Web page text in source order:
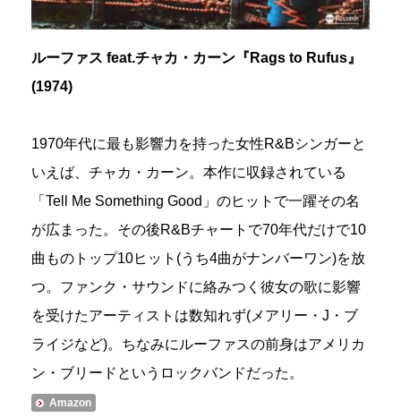
ルーファス feat.チャカ・カーン『Rags to Rufus』
(1974)
1970年代に最も影響力を持った女性R&Bシンガーと
いえば、チャカ・カーン。本作に収録されている
「Tell Me Something Good」のヒットで一躍その名
が広まった。その後R&Bチャートで70年代だけで10
曲ものトップ10ヒット(うち4曲がナンバーワン)を放
つ。ファンク・サウンドに絡みつく彼女の歌に影響
を受けたアーティストは数知れず(メアリー・J・ブ
ライジなど)。ちなみにルーファスの前身はアメリカ
ン・ブリードというロックバンドだった。
Amazon